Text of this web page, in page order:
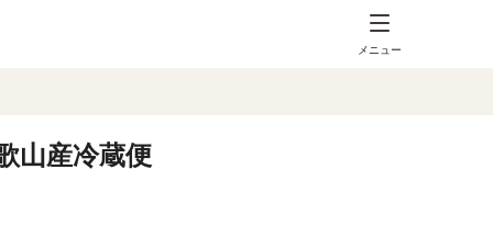
メニュー
山産冷蔵便